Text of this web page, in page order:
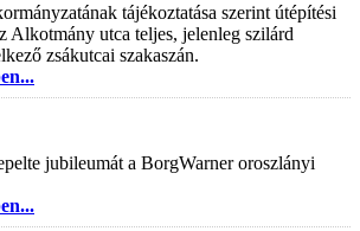
tájékoztatása szerint útépítési
Alkotmány utca teljes, jelenleg szilárd
zsákutcai szakaszán.
jubileumát a BorgWarner oroszlányi